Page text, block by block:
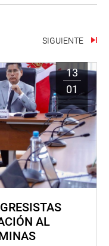
SIGUIENTE
13
01
AL